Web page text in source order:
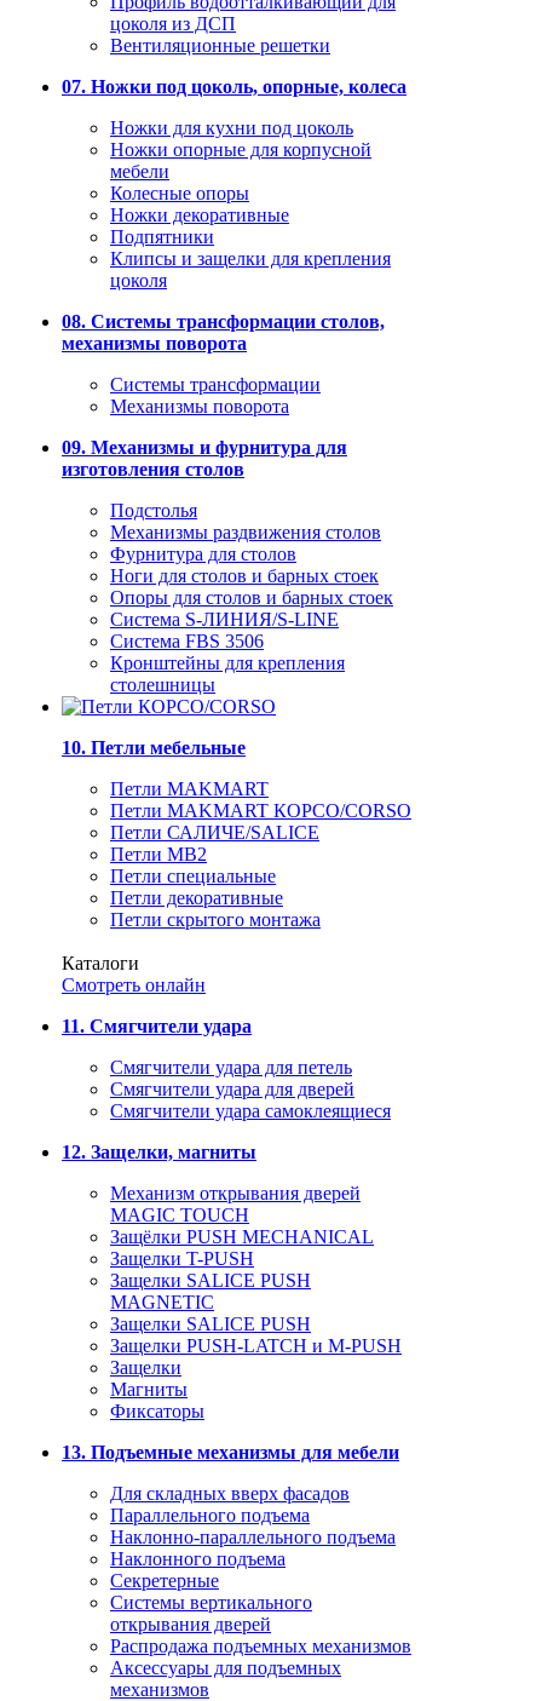
цоколя из ДСП
Вентиляционные решетки
07. Ножки под цоколь, опорные, колеса
Ножки для кухни под цоколь
Ножки опорные для корпусной
мебели
Колесные опоры
Ножки декоративные
Подпятники
Клипсы и защелки для крепления
цоколя
08. Системы трансформации столов,
механизмы поворота
Системы трансформации
Механизмы поворота
09. Механизмы и фурнитура для
изготовления столов
Подстолья
Механизмы раздвижения столов
Фурнитура для столов
Ноги для столов и барных стоек
Опоры для столов и барных стоек
Система S-ЛИНИЯ/S-LINE
Система FBS 3506
Кронштейны для крепления
столешницы
10. Петли мебельные
Петли MAKMART
Петли MAKMART КОРСО/CORSO
Петли САЛИЧЕ/SALICE
Петли MB2
Петли специальные
Петли декоративные
Петли скрытого монтажа
Каталоги
Смотреть онлайн
11. Смягчители удара
Смягчители удара для петель
Смягчители удара для дверей
Cмягчители удара самоклеящиеся
12. Защелки, магниты
Механизм открывания дверей
MAGIC TOUCH
Защёлки PUSH MECHANICAL
Защелки T-PUSH
Защелки SALICE PUSH
MAGNETIC
Защелки SALICE PUSH
Защелки PUSH-LATCH и M-PUSH
Защелки
Магниты
Фиксаторы
13. Подъемные механизмы для мебели
Для складных вверх фасадов
Параллельного подъема
Наклонно-параллельного подъема
Наклонного подъема
Секретерные
Системы вертикального
открывания дверей
Распродажа подъемных механизмов
Аксессуары для подъемных
механизмов